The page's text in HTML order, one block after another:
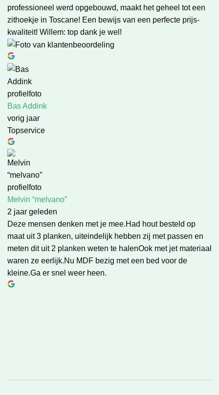
professioneel werd opgebouwd, maakt het geheel tot een
zithoekje in Toscane! Een bewijs van een perfecte prijs-
kwaliteit! Willem: top dank je wel!
Bas Addink
vorig jaar
Topservice
Melvin “melvano”
2 jaar geleden
Deze mensen denken met je mee.Had hout besteld op
maat uit 3 planken, uiteindelijk hebben zij met passen en
meten dit uit 2 planken weten te halenOok met jet materiaal
waren ze eerlijk.Nu MDF bezig met een bed voor de
kleine.Ga er snel weer heen.